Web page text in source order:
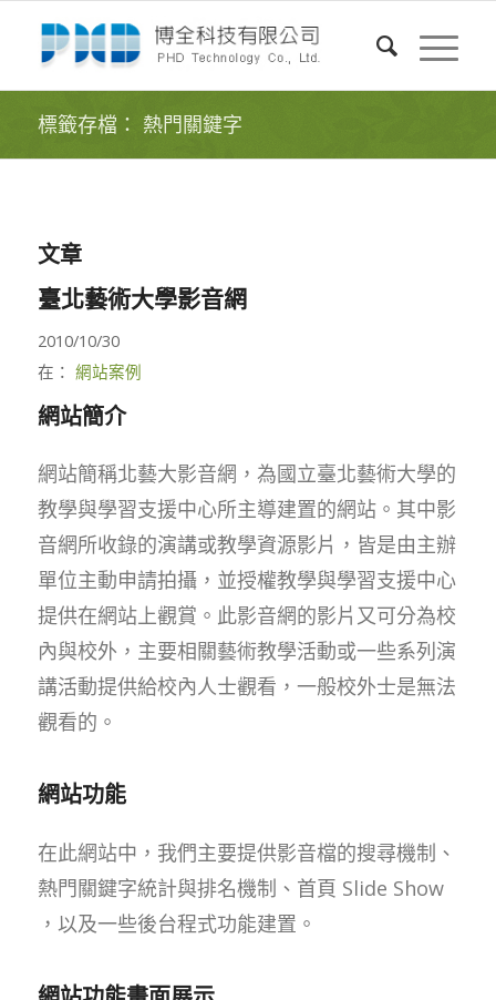
標籤存檔： 熱門關鍵字
文章
臺北藝術大學影音網
2010/10/30
在： 網站案例
網站簡介
網站簡稱北藝大影音網，為國立臺北藝術大學的
教學與學習支援中心所主導建置的網站。其中影
音網所收錄的演講或教學資源影片，皆是由主辦
單位主動申請拍攝，並授權教學與學習支援中心
提供在網站上觀賞。此影音網的影片又可分為校
內與校外，主要相關藝術教學活動或一些系列演
講活動提供給校內人士觀看，一般校外士是無法
觀看的。
網站功能
在此網站中，我們主要提供影音檔的搜尋機制、
熱門關鍵字統計與排名機制、首頁 Slide Show
，以及一些後台程式功能建置。